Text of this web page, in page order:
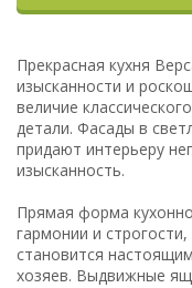
Прекрасная кухня
изысканности и
величие
детали. Фасады в
придают интерьеру
изысканность.
Прямая форма
гармонии и
становится
хозяев. Выдвижные